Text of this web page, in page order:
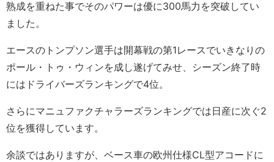
熟成を重ねた事でそのパワーは優に300馬力を突破してい
ました。
エースのトンプソン選手は開幕戦の第1レースでいきなりの
ポール・トゥ・ウィンを成し遂げてみせ、シーズン終了時
にはドライバーズランキングで4位。
さらにマニュファクチャラーズランキングでは日産に次ぐ2
位を獲得しています。
余談ではありますが、ベース車の欧州仕様CL型アコードに